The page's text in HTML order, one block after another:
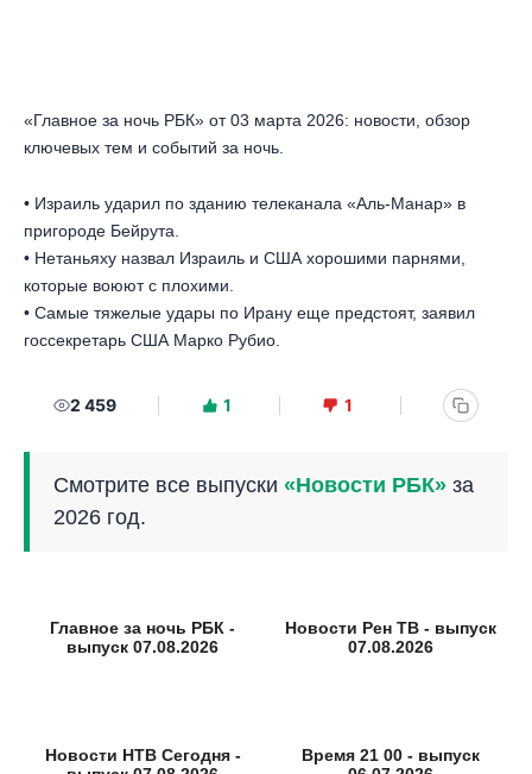
«Главное за ночь РБК» от 03 марта 2026: новости, обзор
ключевых тем и событий за ночь.
• Израиль ударил по зданию телеканала «Аль-Манар» в
пригороде Бейрута.
• Нетаньяху назвал Израиль и США хорошими парнями,
которые воюют с плохими.
• Самые тяжелые удары по Ирану еще предстоят, заявил
госсекретарь США Марко Рубио.
2 459 1 1
Смотрите все выпуски «Новости РБК» за
2026 год.
Главное за ночь РБК -
выпуск 07.08.2026
Новости Рен ТВ - выпуск
07.08.2026
Новости НТВ Сегодня -
Время 21 00 - выпуск